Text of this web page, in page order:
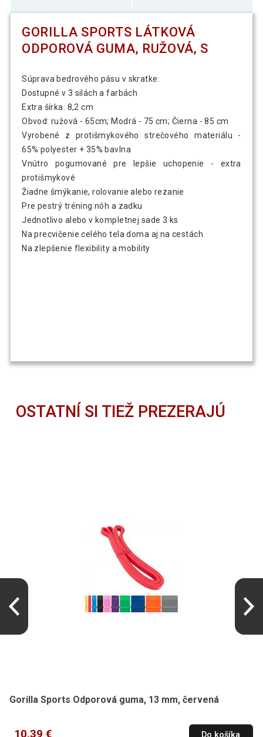
GORILLA SPORTS LÁTKOVÁ
ODPOROVÁ GUMA, RUŽOVÁ, S
Súprava bedrového pásu v skratke:
Dostupné v 3 silách a farbách
Extra šírka: 8,2 cm
Obvod: ružová - 65cm; Modrá - 75 cm; Čierna - 85 cm
Vyrobené z protišmykového strečového materiálu -
65% polyester + 35% bavlna
Vnútro pogumované pre lepšie uchopenie - extra
protišmykové
Žiadne šmýkanie, rolovanie alebo rezanie
Pre pestrý tréning nôh a zadku
Jednotlivo alebo v kompletnej sade 3 ks
Na precvičenie celého tela doma aj na cestách
Na zlepšenie flexibility a mobility
OSTATNÍ SI TIEŽ PREZERAJÚ
Gorilla Sports Odporová guma, 13 mm, červená
10,39 € Do košíka